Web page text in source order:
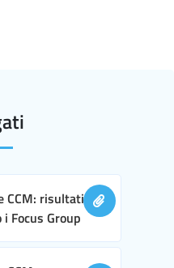
CCM: risultati di
Focus Group